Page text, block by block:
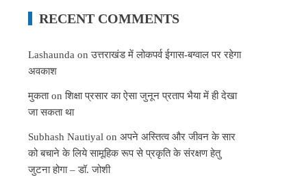
RECENT COMMENTS
Lashaunda onउत्तराखंड में लोकपर्व ईगास-बग्वाल पर रहेगा
अवकाश
मुकताonशिक्षा प्रसार का ऐसा जुनून प्रताप भैया में ही देखा
जा सकता था
Subhash Nautiyal onअपने अस्तित्व और जीवन के सार
को बचाने के लिये सामूहिक रूप से प्रकृति के संरक्षण हेतु
जुटना होगा – डॉ. जोशी